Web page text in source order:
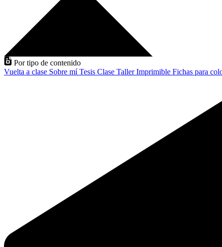
Por tipo de contenido
Vuelta a clase Sobre míTesis Clase TallerImprimible Fichas para